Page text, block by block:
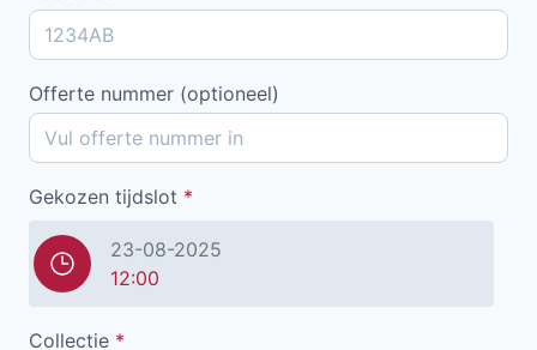
Offerte nummer (optioneel)
Gekozen tijdslot *
23-08-2025
12:00
Collectie *